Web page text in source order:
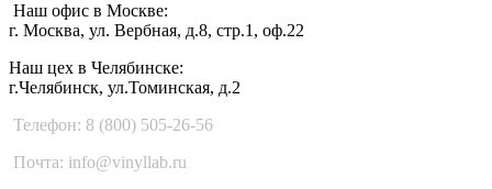
Наш офис в Москве:
г. Москва, ул. Вербная, д.8, стр.1, оф.22
Наш цех в Челябинске:
г.Челябинск, ул.Томинская, д.2
Телефон: 8 (800) 505-26-56
Почта: info@vinyllab.ru